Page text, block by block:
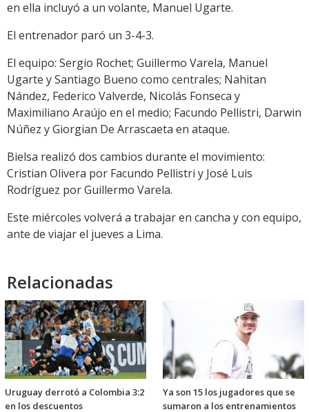
en ella incluyó a un volante, Manuel Ugarte.
El entrenador paró un 3-4-3.
El equipo: Sergio Rochet; Guillermo Varela, Manuel
Ugarte y Santiago Bueno como centrales; Nahitan
Nández, Federico Valverde, Nicolás Fonseca y
Maximiliano Araújo en el medio; Facundo Pellistri, Darwin
Núñez y Giorgian De Arrascaeta en ataque.
Bielsa realizó dos cambios durante el movimiento:
Cristian Olivera por Facundo Pellistri y José Luis
Rodríguez por Guillermo Varela.
Este miércoles volverá a trabajar en cancha y con equipo,
ante de viajar el jueves a Lima.
Relacionadas
Uruguay derrotó a Colombia 3:2
en los descuentos
Ya son 15 los jugadores que se
sumaron a los entrenamientos